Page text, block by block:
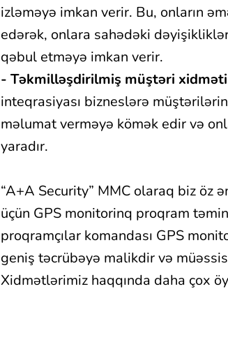
izləməyə imkan verir. Bu, onların
edərək, onlara sahədəki
qəbul etməyə imkan verir.
- Təkmilləşdirilmiş müştəri
inteqrasiyası bizneslərə
məlumat verməyə kömək edir və
yaradır.
“A+A Security” MMC olaraq biz öz
üçün GPS monitorinq proqram
proqramçılar komandası GPS
geniş təcrübəyə malikdir və
Xidmətlərimiz haqqında daha çox